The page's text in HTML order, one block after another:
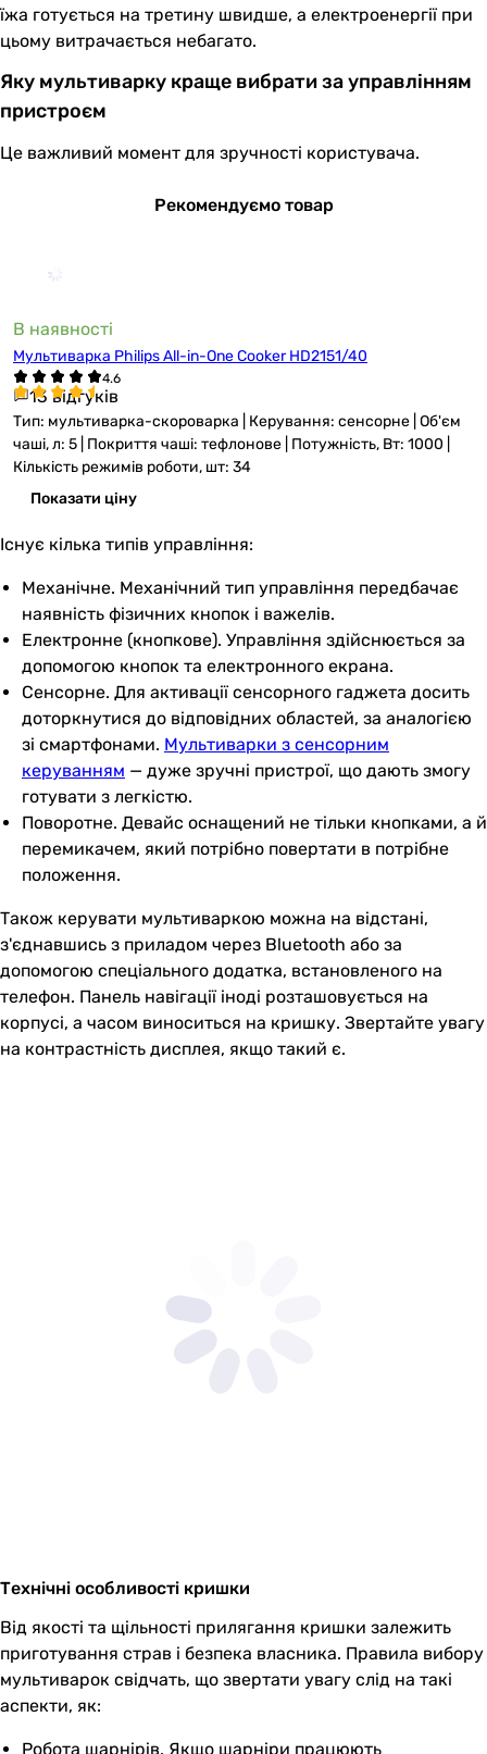
їжа готується на третину швидше, а електроенергії при
цьому витрачається небагато.
Яку мультиварку краще вибрати за управлінням
пристроєм
Це важливий момент для зручності користувача.
Рекомендуємо товар
В наявності
Мультиварка Philips All-in-One Cooker HD2151/40
13 відгуків
Тип: мультиварка-скороварка | Керування: сенсорне | Об'єм
чаші, л: 5 | Покриття чаші: тефлонове | Потужність, Вт: 1000 |
Кількість режимів роботи, шт: 34
Показати ціну
Існує кілька типів управління:
Механічне. Механічний тип управління передбачає
наявність фізичних кнопок і важелів.
Електронне (кнопкове). Управління здійснюється за
допомогою кнопок та електронного екрана.
Сенсорне. Для активації сенсорного гаджета досить
доторкнутися до відповідних областей, за аналогією
зі смартфонами. Мультиварки з сенсорним
керуванням — дуже зручні пристрої, що дають змогу
готувати з легкістю.
Поворотне. Девайс оснащений не тільки кнопками, а й
перемикачем, який потрібно повертати в потрібне
положення.
Також керувати мультиваркою можна на відстані,
з'єднавшись з приладом через Bluetooth або за
допомогою спеціального додатка, встановленого на
телефон. Панель навігації іноді розташовується на
корпусі, а часом виноситься на кришку. Звертайте увагу
на контрастність дисплея, якщо такий є.
Технічні особливості кришки
Від якості та щільності прилягання кришки залежить
приготування страв і безпека власника. Правила вибору
мультиварок свідчать, що звертати увагу слід на такі
аспекти, як:
Робота шарнірів. Якщо шарніри працюють